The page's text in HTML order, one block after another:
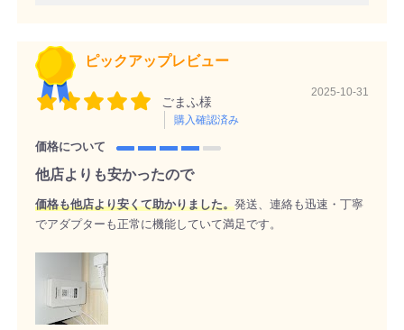
ピックアップレビュー
ごまふ様
購入確認済み
2025-10-31
価格について
他店よりも安かったので
価格も他店より安くて助かりました。発送、連絡も迅速・丁寧
でアダプターも正常に機能していて満足です。